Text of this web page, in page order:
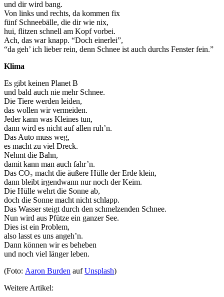
und dir wird bang.
Von links und rechts, da kommen fix
fünf Schneebälle, die dir wie nix,
hui, flitzen schnell am Kopf vorbei.
Ach, das war knapp. “Doch einerlei”,
“da geh’ ich lieber rein, denn Schnee ist auch durchs Fenster fein.”
Klima
Es gibt keinen Planet B
und bald auch nie mehr Schnee.
Die Tiere werden leiden,
das wollen wir vermeiden.
Jeder kann was Kleines tun,
dann wird es nicht auf allen ruh’n.
Das Auto muss weg,
es macht zu viel Dreck.
Nehmt die Bahn,
damit kann man auch fahr’n.
Das CO₂ macht die äußere Hülle der Erde klein,
dann bleibt irgendwann nur noch der Keim.
Die Hülle wehrt die Sonne ab,
doch die Sonne macht nicht schlapp.
Das Wasser steigt durch den schmelzenden Schnee.
Nun wird aus Pfütze ein ganzer See.
Dies ist ein Problem,
also lasst es uns angeh’n.
Dann können wir es beheben
und noch viel länger leben.
(Foto: Aaron Burden aufUnsplash)
Weitere Artikel: